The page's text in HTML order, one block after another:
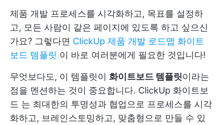
제품 개발 프로세스를 시각화하고, 목표를 설정하
고, 모든 사람이 같은 페이지에 있도록 하고 싶으신
가요? 그렇다면 ClickUp 제품 개발 로드맵 화이트
보드 템플릿 이 바로 여러분에게 필요한 것입니다!
무엇보다도, 이 템플릿이 화이트보드 템플릿이라는
점을 멘션하는 것이 중요합니다. ClickUp 화이트보
드 는 최대한의 투명성과 협업으로 프로세스를 시각
화하고, 브레인스토밍하고, 맞춤형으로 만들 수 있